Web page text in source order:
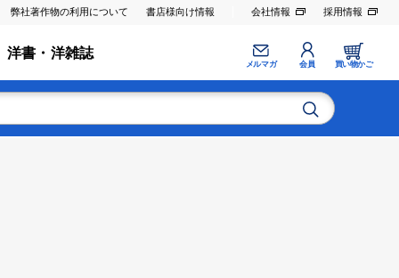
弊社著作物の利用について 書店様向け情報 会社情報 採用情報
洋書・洋雑誌
メルマガ 会員 買い物かご